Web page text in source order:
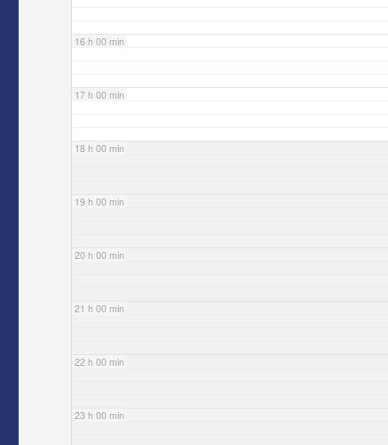
16 h 00 min
17 h 00 min
18 h 00 min
19 h 00 min
20 h 00 min
21 h 00 min
22 h 00 min
23 h 00 min